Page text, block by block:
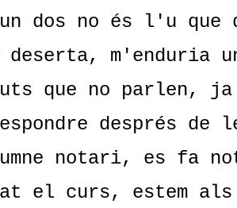
dos no és l'u que
m'enduria
que no parlen,
després de
notari, es fa
el curs, estem